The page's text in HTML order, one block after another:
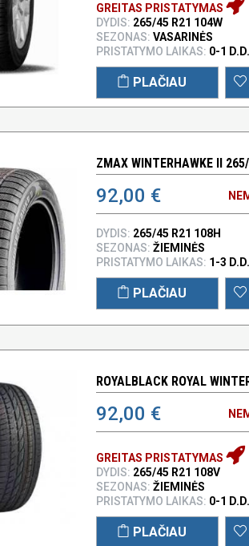
GREITAS PRISTATYMAS
DYDIS: 265/45 R21 104W
SEZONAS: VASARINĖS
PRISTATYMO LAIKAS: 0-1 D.D.
PLAČIAU
ZMAX WINTERHAWKE II
92,00 €
DYDIS: 265/45 R21 108H
SEZONAS: ŽIEMINĖS
PRISTATYMO LAIKAS: 1-3 D.D.
PLAČIAU
ROYALBLACK ROYAL
92,00 €
GREITAS PRISTATYMAS
DYDIS: 265/45 R21 108V
SEZONAS: ŽIEMINĖS
PRISTATYMO LAIKAS: 0-1 D.D.
PLAČIAU